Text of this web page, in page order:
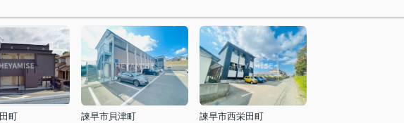
町
諫早市貝津町
諫早市西栄田町